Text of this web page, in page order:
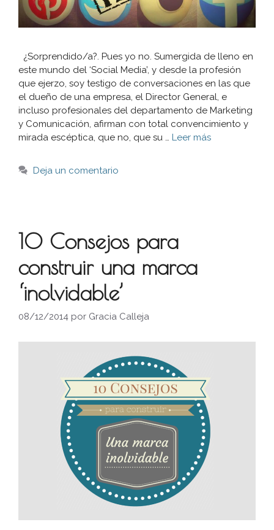
¿Sorprendido/a?. Pues yo no. Sumergida de lleno en
este mundo del ‘Social Media’, y desde la profesión
que ejerzo, soy testigo de conversaciones en las que
el dueño de una empresa, el Director General, e
incluso profesionales del departamento de Marketing
y Comunicación, afirman con total convencimiento y
mirada escéptica, que no, que su … Leer más
Deja un comentario
10 Consejos para
construir una marca
‘inolvidable’
08/12/2014 por Gracia Calleja